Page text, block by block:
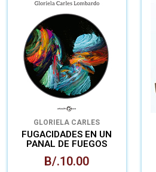
GLORIELA CARLES
LOMBARDO
FUGACIDADES EN UN
PANAL DE FUEGOS
B/.10.00